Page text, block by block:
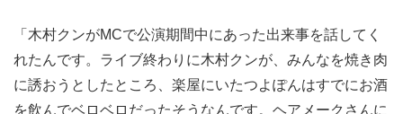
「木村クンがMCで公演期間中にあった出来事を話してく
れたんです。ライブ終わりに木村クンが、みんなを焼き肉
に誘おうとしたところ、楽屋にいたつよぽんはすでにお酒
を飲んでベロベロだったそうなんです。ヘアメークさんに